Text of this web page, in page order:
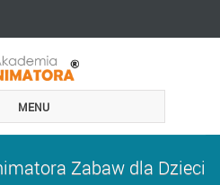
MENU
Zabaw dla Dzieci